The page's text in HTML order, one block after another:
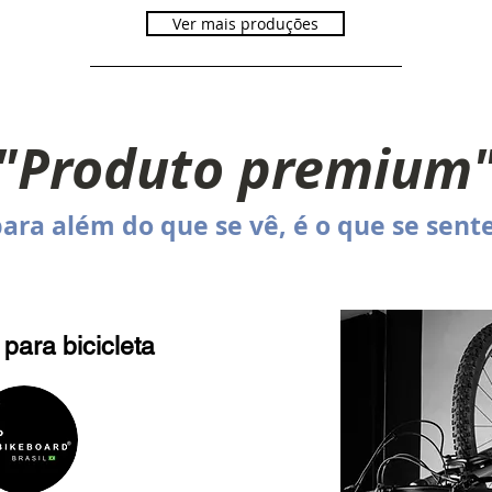
Ver mais produções
além do que se vê, é o que se
bicicleta